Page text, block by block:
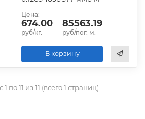
Цена:
674.00
руб/кг.
85563.19
руб/пог. м.
В корзину
по 11 из 11 (всего 1 страниц)